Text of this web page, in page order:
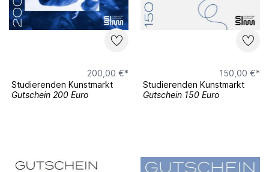
200,00 €*
Studierenden Kunstmarkt
Gutschein 200 Euro
150,00 €*
Studierenden Kunstmarkt
Gutschein 150 Euro